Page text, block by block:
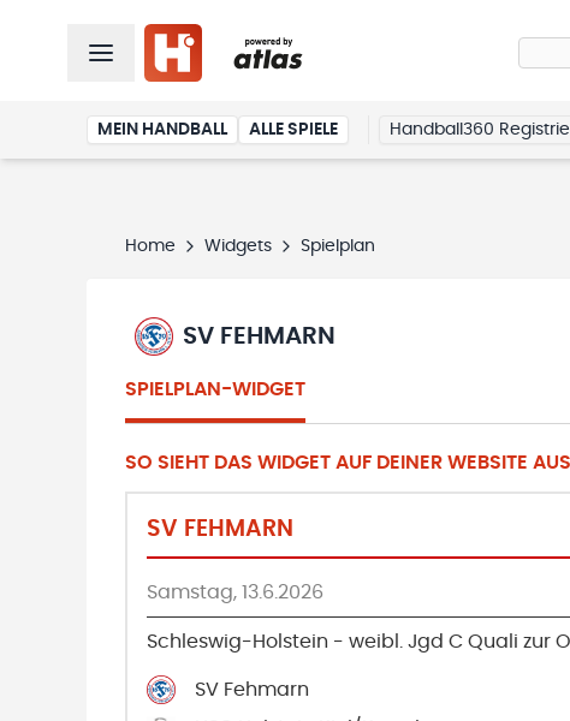
MEIN HANDBALL ALLE SPIELE Handball360
Home Widgets Spielplan
SV FEHMARN
SPIELPLAN-WIDGET
SO SIEHT DAS WIDGET AUF DEINER WEBSITE
SV FEHMARN
Samstag, 13.6.2026
Schleswig-Holstein - weibl. Jgd C Quali zur
SV Fehmarn